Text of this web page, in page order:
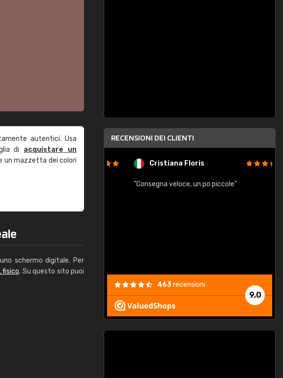
autentici. Usa
di acquistare un
un mazzetta dei colori
schermo digitale. Per
fisico. Su questo sito puoi
RECENSIONI DEI CLIENTI
Cristiana Floris
"Consegna veloce, un po piccole"
9,0
463recensioni